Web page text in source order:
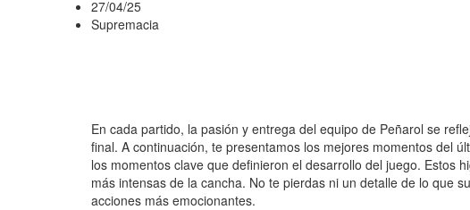
27/04/25
Supremacia
En cada partido, la pasión y entrega del equipo de Peñarol se
final. A continuación, te presentamos los mejores momentos del
los momentos clave que definieron el desarrollo del juego. Estos
más intensas de la cancha. No te pierdas ni un detalle de lo que
acciones más emocionantes.